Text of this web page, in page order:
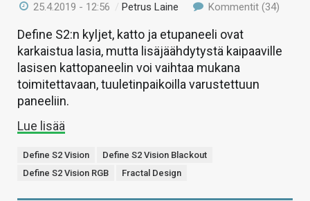
25.4.2019 - 12:56 /Petrus Laine Kommentit (34)
Define S2:n kyljet, katto ja etupaneeli ovat
karkaistua lasia, mutta lisäjäähdytystä kaipaaville
lasisen kattopaneelin voi vaihtaa mukana
toimitettavaan, tuuletinpaikoilla varustettuun
paneeliin.
Lue lisää
Define S2 Vision
Define S2 Vision Blackout
Define S2 Vision RGB
Fractal Design